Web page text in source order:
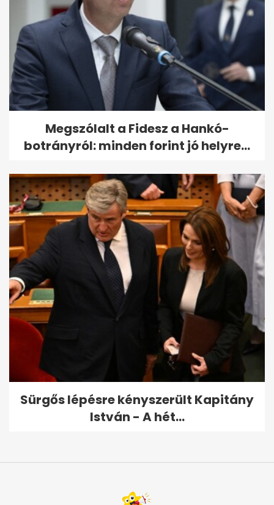
Megszólalt a Fidesz a Hankó-
botrányról: minden forint jó helyre...
Sürgős lépésre kényszerült Kapitány
István - A hét...